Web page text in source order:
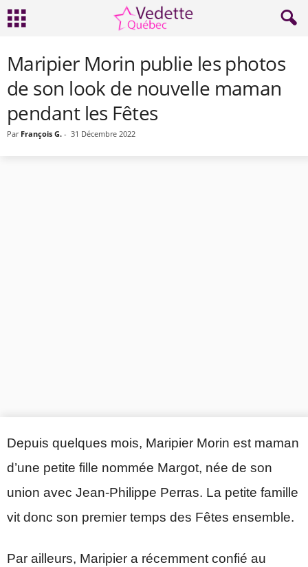
Maripier Morin publie les photos
de son look de nouvelle maman
pendant les Fêtes
Par François G. - 31 Décembre 2022
Depuis quelques mois, Maripier Morin est maman
d’une petite fille nommée Margot, née de son
union avec Jean-Philippe Perras. La petite famille
vit donc son premier temps des Fêtes ensemble.
Par ailleurs, Maripier a récemment confié au